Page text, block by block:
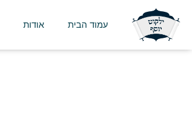
עמוד הבית אודות